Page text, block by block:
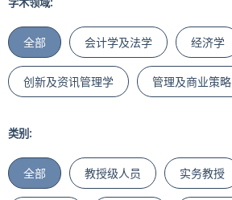
全部 会计学及法学 经济学
创新及资讯管理学 管理及商业策略
类别:
全部 教授级人员 实务教授